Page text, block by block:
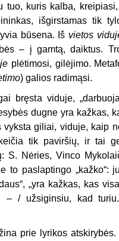
tuo, kuris kalba,
išgirstamas tik
būsena. Iš vietos
– į gamtą, daiktus.
plėtimosi, gilėjimo.
) galios radimąsi.
bręsta viduje,
dugne yra kažkas,
vyksta giliai, viduje, kaip
tik paviršių, ir tai
S. Nėries, Vinco
to paslaptingo „kažko“:
„yra kažkas, kas
– / užsiginsiu, kad
prie lyrikos atskirybės.